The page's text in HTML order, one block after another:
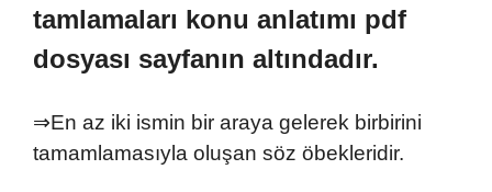
tamlamaları konu anlatımı pdf
dosyası sayfanın altındadır.
⇒En az iki ismin bir araya gelerek birbirini
tamamlamasıyla oluşan söz öbekleridir.